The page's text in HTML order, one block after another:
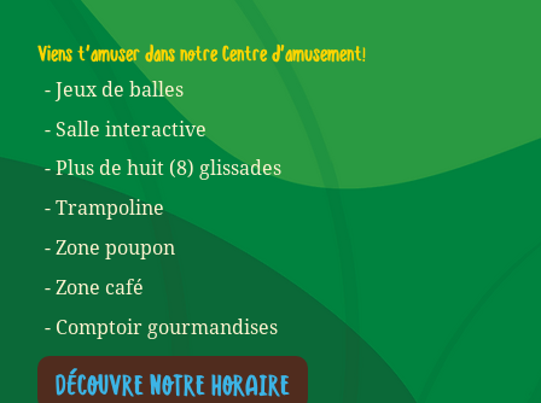
Viens t’amuser dans notre Centre d’amusement!
- Comptoir gourmandises
- Zone café
- Zone poupon
- Trampoline
- Plus de huit (8) glissades
- Salle interactive
- Jeux de balles
DÉCOUVRE NOTRE HORAIRE